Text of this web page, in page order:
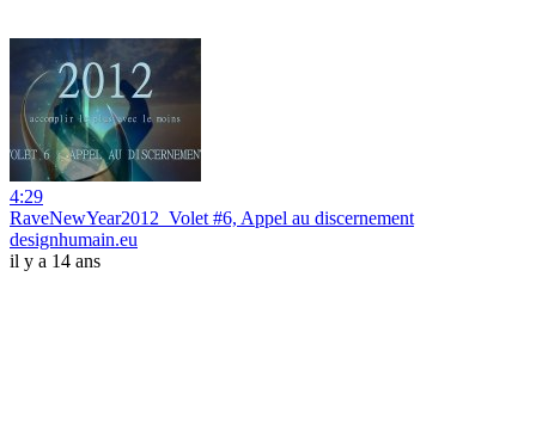
4:29
RaveNewYear2012_Volet #6, Appel au discernement
designhumain.eu
il y a 14 ans